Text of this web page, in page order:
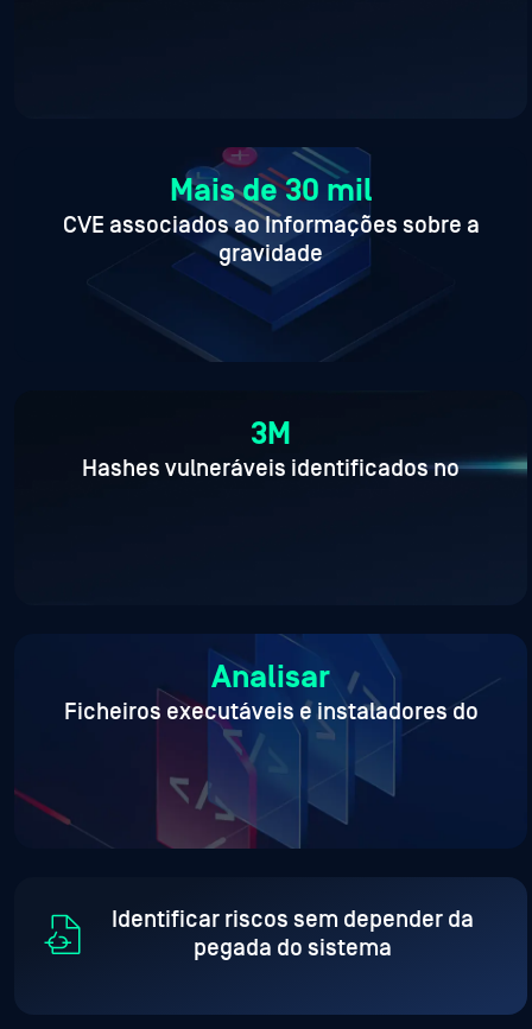
Mais de 30 mil
CVE associados aoInformações sobre a
gravidade
3M
Hashes vulneráveis identificados no
Analisar
Ficheiros executáveis e instaladores do
Identificar riscos sem depender da
pegada do sistema